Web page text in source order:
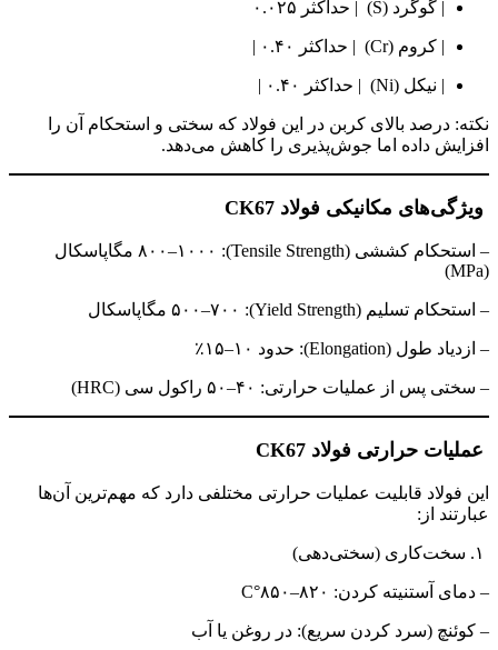
| گوگرد (S) | حداکثر ۰.۰۲۵
| کروم (Cr) | حداکثر ۰.۴۰ |
| نیکل (Ni) | حداکثر ۰.۴۰ |
نکته: درصد بالای کربن در این فولاد که سختی و استحکام آن را
افزایش داده اما جوش‌پذیری را کاهش می‌دهد.
ویژگی‌های مکانیکی فولاد CK67
– استحکام کششی (Tensile Strength): ۸۰۰–۱۰۰۰ مگاپاسکال
(MPa)
– استحکام تسلیم (Yield Strength): ۵۰۰–۷۰۰ مگاپاسکال
– ازدیاد طول (Elongation): حدود ۱۰–۱۵٪
– سختی پس از عملیات حرارتی: ۴۰–۵۰ راکول سی (HRC)
عملیات حرارتی فولاد CK67
این فولاد قابلیت عملیات حرارتی مختلفی دارد که مهم‌ترین آن‌ها
عبارتند از:
– دمای آستنیته کردن: ۸۲۰–۸۵۰°C
– کوئنچ (سرد کردن سریع): در روغن یا آب